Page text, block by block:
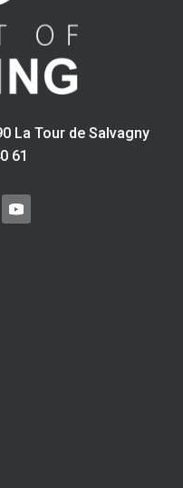
La Tour de Salvagny
61